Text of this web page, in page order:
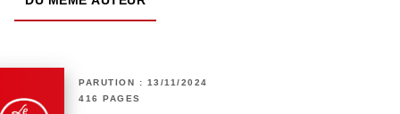
PARUTION : 13/11/2024
416 PAGES